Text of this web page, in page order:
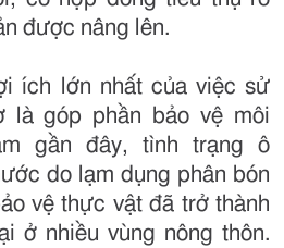
được nâng lên.
ích lớn nhất của việc sử
là góp phần bảo vệ môi
gần đây, tình trạng ô
do lạm dụng phân bón
vệ thực vật đã trở thành
ở nhiều vùng nông thôn.